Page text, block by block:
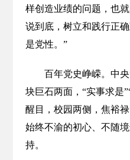
样创造业绩的问题，也
说到底，树立和践行正
是党性。”
百年党史峥嵘。中
块巨石两面，“实事求是
醒目，校园两侧，焦裕
始终不渝的初心、不随
持。